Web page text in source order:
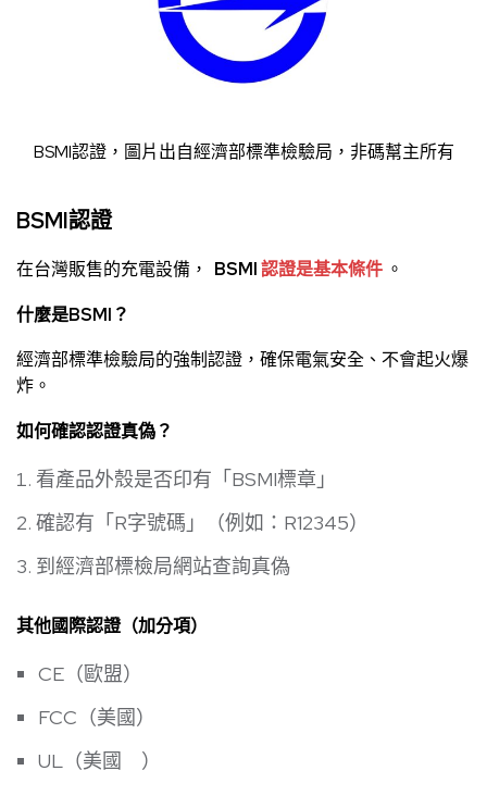
BSMI認證，圖片出自經濟部標準檢驗局 ，非碼幫主所有
BSMI認證
在台灣販售的充電設備， BSMI認證是基本條件 。
什麼是BSMI？
經濟部標準檢驗局的強制認證，確保電氣安全、不會起火爆
炸。
如何確認認證真偽？
看產品外殼是否印有「BSMI標章」
確認有「R字號碼」（例如：R12345）
到經濟部標檢局網站查詢真偽
其他國際認證（加分項）
CE（歐盟）
FCC（美國）
UL（美國 ）